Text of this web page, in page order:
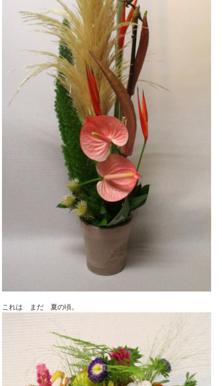
これは まだ 夏の頃。